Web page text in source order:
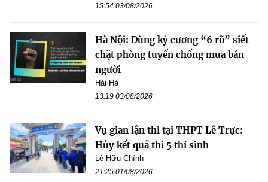
15:54 03/08/2026
Hà Nội: Dùng kỷ cương “6 rõ” siết
chặt phòng tuyến chống mua bán
người
Hải Hà
13:19 03/08/2026
Vụ gian lận thi tại THPT Lê Trực:
Hủy kết quả thi 5 thí sinh
Lê Hữu Chính
21:25 01/08/2026